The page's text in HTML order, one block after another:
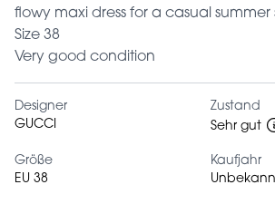
flowy maxi dress for a casual summer
Size 38
Very good condition
Designer
GUCCI
Zustand
Sehr gut
Größe
EU 38
Kaufjahr